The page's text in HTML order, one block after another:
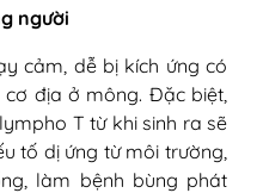
người
cảm, dễ bị kích ứng có
địa ở mông. Đặc biệt,
T từ khi sinh ra sẽ
tố dị ứng từ môi trường,
làm bệnh bùng phát